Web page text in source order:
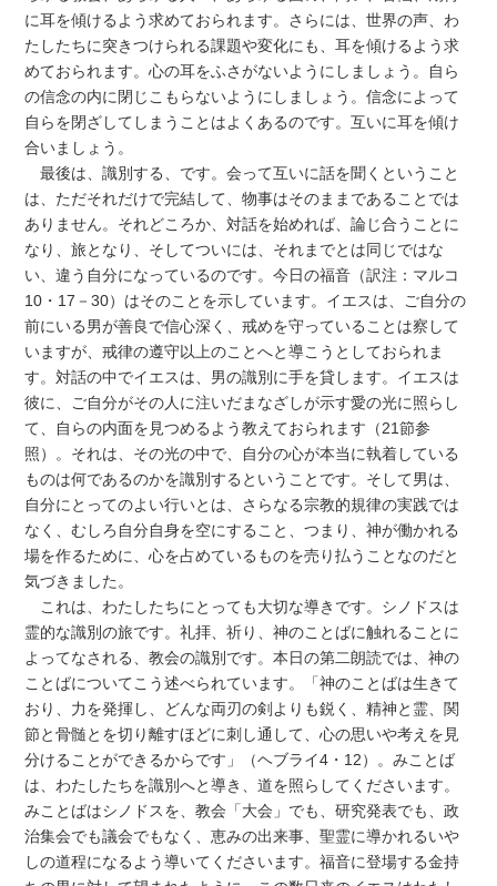
に耳を傾けるよう求めておられます。さらには、世界の声、わ
たしたちに突きつけられる課題や変化にも、耳を傾けるよう求
めておられます。心の耳をふさがないようにしましょう。自ら
の信念の内に閉じこもらないようにしましょう。信念によって
自らを閉ざしてしまうことはよくあるのです。互いに耳を傾け
合いましょう。
最後は、識別する、です。会って互いに話を聞くということ
は、ただそれだけで完結して、物事はそのままであることでは
ありません。それどころか、対話を始めれば、論じ合うことに
なり、旅となり、そしてついには、それまでとは同じではな
い、違う自分になっているのです。今日の福音（訳注：マルコ
10・17－30）はそのことを示しています。イエスは、ご自分の
前にいる男が善良で信心深く、戒めを守っていることは察して
いますが、戒律の遵守以上のことへと導こうとしておられま
す。対話の中でイエスは、男の識別に手を貸します。イエスは
彼に、ご自分がその人に注いだまなざしが示す愛の光に照らし
て、自らの内面を見つめるよう教えておられます（21節参
照）。それは、その光の中で、自分の心が本当に執着している
ものは何であるのかを識別するということです。そして男は、
自分にとってのよい行いとは、さらなる宗教的規律の実践では
なく、むしろ自分自身を空にすること、つまり、神が働かれる
場を作るために、心を占めているものを売り払うことなのだと
気づきました。
これは、わたしたちにとっても大切な導きです。シノドスは
霊的な識別の旅です。礼拝、祈り、神のことばに触れることに
よってなされる、教会の識別です。本日の第二朗読では、神の
ことばについてこう述べられています。「神のことばは生きて
おり、力を発揮し、どんな両刃の剣よりも鋭く、精神と霊、関
節と骨髄とを切り離すほどに刺し通して、心の思いや考えを見
分けることができるからです」（ヘブライ4・12）。みことば
は、わたしたちを識別へと導き、道を照らしてくださいます。
みことばはシノドスを、教会「大会」でも、研究発表でも、政
治集会でも議会でもなく、恵みの出来事、聖霊に導かれるいや
しの道程になるよう導いてくださいます。福音に登場する金持